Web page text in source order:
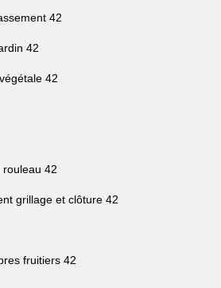
42
42
42
rouleau 42
grillage et clôture 42
fruitiers 42